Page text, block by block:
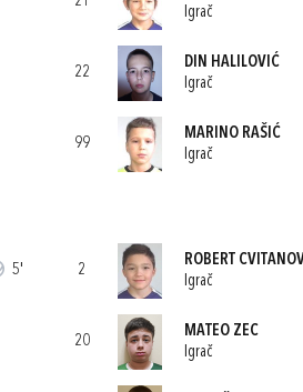
5'
Igrač
22
DIN HALILOVIĆ
Igrač
99
MARINO RAŠIĆ
Igrač
2
ROBERT
Igrač
20
MATEO ZEC
Igrač